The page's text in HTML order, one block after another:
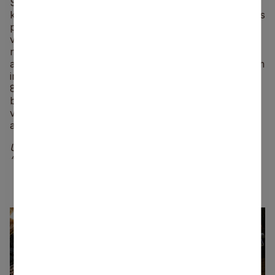
Siguldas novads lepojas ar Turaidas muzejrezervātu,
kas atrodas gleznainajā Siguldas pilskalnā Turaidas pils
pakājē. Tas ir bagāts ar arheoloģijas, arhitektūras,
vēstures un mākslas pieminekļiem, kas stāsta par
notikumiem vairāk nekā 1000 gadu garumā, sākot jau
ar desmito gadsimtu. Viens no muzejrezervāta stāstiem
ir saistīts ar Turaidas pili, kas 2024. gadā atzīmē savu
810. gadskārtu. Tādēļ visa gada garumā apmeklētāji
būs gaidīti gan uz dažādiem pasākumiem, gan
vienkārši pavadīt savu brīvo laiku vienā no Latvijas
atpazīstamākajām vietām – Turaidas pilī.
Uz tikšanos Baltijā lielākajā tūrisma izstādē-gadatirgū
“Balttour 2024” un aizraujošajā Siguldas novadā!